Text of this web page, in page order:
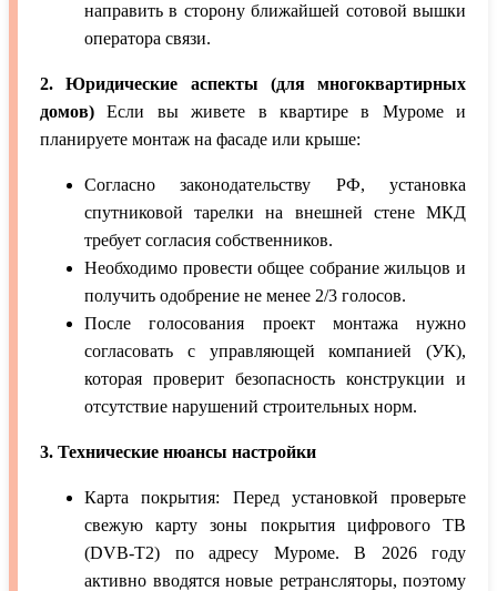
направить в сторону ближайшей сотовой вышки
оператора связи.
2. Юридические аспекты (для многоквартирных
домов) Если вы живете в квартире в Муроме и
планируете монтаж на фасаде или крыше:
Согласно законодательству РФ, установка
спутниковой тарелки на внешней стене МКД
требует согласия собственников.
Необходимо провести общее собрание жильцов и
получить одобрение не менее 2/3 голосов.
После голосования проект монтажа нужно
согласовать с управляющей компанией (УК),
которая проверит безопасность конструкции и
отсутствие нарушений строительных норм.
3. Технические нюансы настройки
Карта покрытия: Перед установкой проверьте
свежую карту зоны покрытия цифрового ТВ
(DVB-T2) по адресу Муроме. В 2026 году
активно вводятся новые ретрансляторы, поэтому